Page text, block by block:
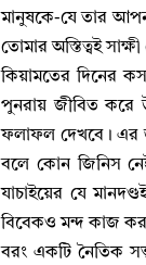
মানুষকে-যে তার আপন
তোমার অস্তিত্বই
কিয়ামতের দিনের
পুনরায় জীবিত করে
ফলাফল দেখবে। এর
বলে কোন জিনিস
যাচাইয়ের যে
বিবেকও মন্দ কাজ
বরং একটি নৈতিক